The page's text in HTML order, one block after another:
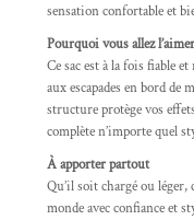
sensation confortable et
Pourquoi vous allez l’aimer
Ce sac est à la fois fiable
aux escapades en bord
structure protège vos
complète n’importe quel
À apporter partout
Qu’il soit chargé ou
monde avec confiance et